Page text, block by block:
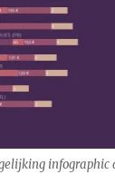
infographic